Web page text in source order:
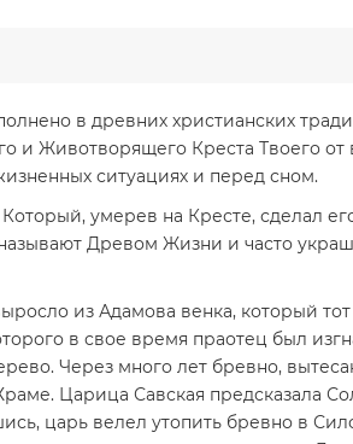
в древних христианских
и Животворящего Креста Твоего от
ситуациях и перед сном.
умерев на Кресте, сделал
Древом Жизни и часто
из Адамова венка, который
в свое время праотец был
Через много лет бревно,
Царица Савская предсказала
царь велел утопить бревно в